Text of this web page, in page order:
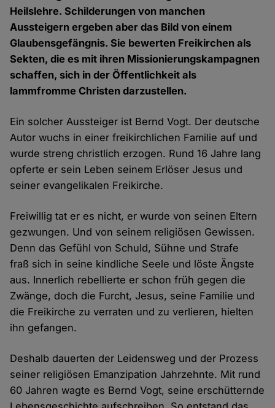
Heilslehre. Schilderungen von manchen
Aussteigern ergeben aber das Bild von einem
Glaubensgefängnis. Sie bewerten Freikirchen als
Sekten, die es mit ihren Missionierungskampagnen
schaffen, sich in der Öffentlichkeit als
lammfromme Christen darzustellen.
Ein solcher Aussteiger ist Bernd Vogt. Der deutsche
Autor wuchs in einer freikirchlichen Familie auf und
wurde streng christlich erzogen. Rund 16 Jahre lang
opferte er sein Leben seinem Erlöser Jesus und
seiner evangelikalen Freikirche.
Freiwillig tat er es nicht, er wurde von seinen Eltern
gezwungen. Und von seinem religiösen Gewissen.
Denn das Gefühl von Schuld, Sühne und Strafe
fraß sich in seine kindliche Seele und löste Ängste
aus. Innerlich rebellierte er schon früh gegen die
Zwänge, doch die Furcht, Jesus, seine Familie und
die Freikirche zu verraten und zu verlieren, hielten
ihn gefangen.
Deshalb dauerten der Leidensweg und der Prozess
seiner religiösen Emanzipation Jahrzehnte. Mit rund
60 Jahren wagte es Bernd Vogt, seine erschütternde